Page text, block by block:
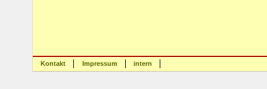
Kontakt Impressum intern